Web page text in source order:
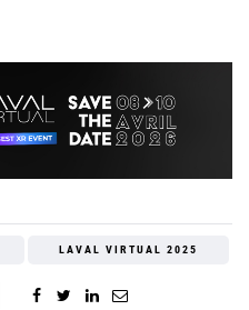
LAVAL VIRTUAL 2025